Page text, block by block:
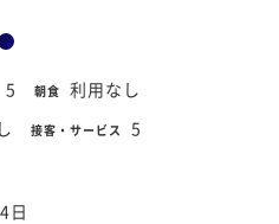
5 朝食 利用なし
接客・サービス 5
日